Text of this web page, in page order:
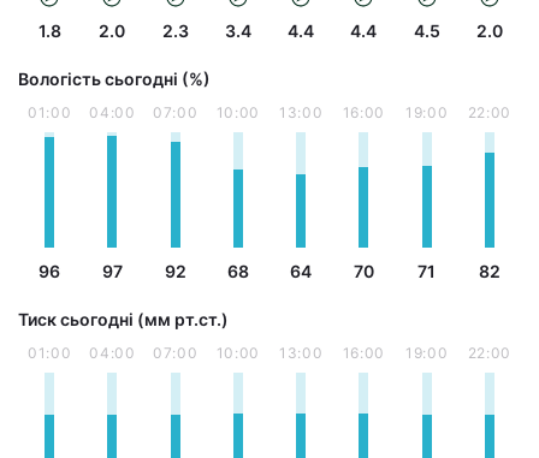
1.8 2.0 2.3 3.4 4.4 4.4 4.5 2.0
Вологість сьогодні (%)
01:00
96
04:00
97
07:00
92
10:00
68
13:00
64
16:00
70
19:00
71
22:00
82
Тиск сьогодні (мм рт.ст.)
01:00 04:00 07:00 10:00 13:00 16:00 19:00 22:00